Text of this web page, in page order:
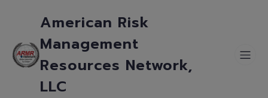
American Risk
Management
Resources Network,
LLC